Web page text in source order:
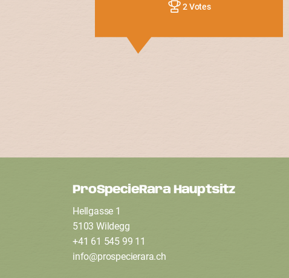
2 Votes
F
o
o
ProSpecieRara Hauptsitz
Hellgasse 1
5103 Wildegg
+41 61 545 99 11
info@prospecierara.ch